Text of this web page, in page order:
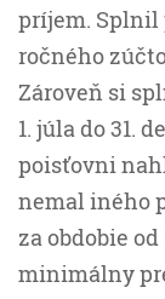
príjem. Splnil
ročného
Zároveň si
1. júla do 31.
poisťovni
nemal iného
za obdobie od
minimálny